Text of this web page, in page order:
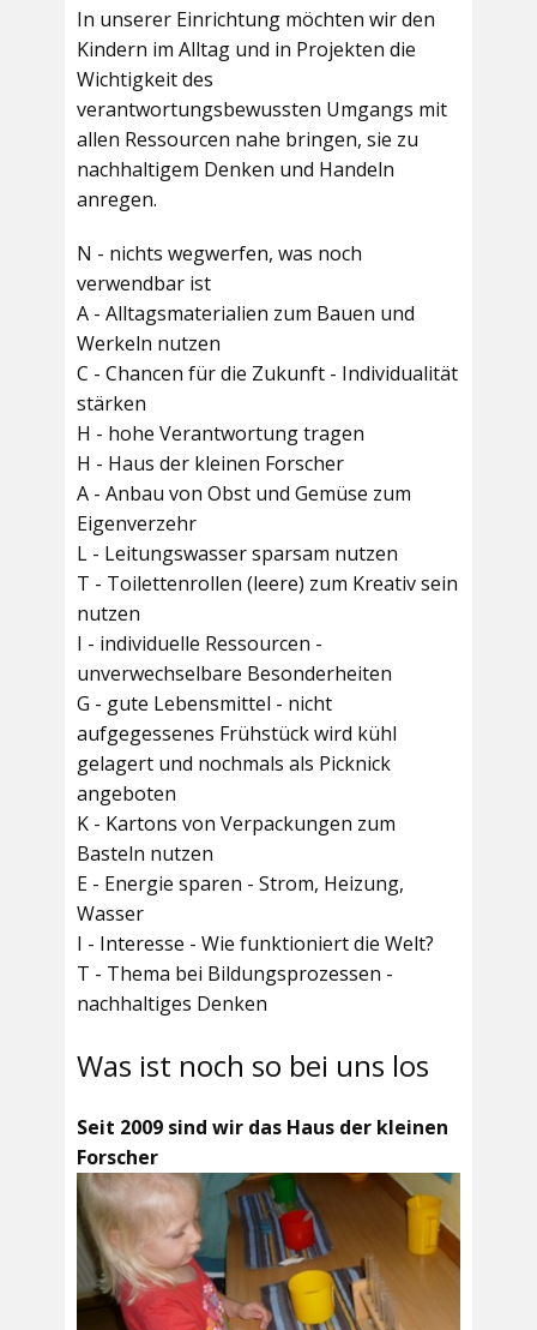
In unserer Einrichtung möchten wir den
Kindern im Alltag und in Projekten die
Wichtigkeit des
verantwortungsbewussten Umgangs mit
allen Ressourcen nahe bringen, sie zu
nachhaltigem Denken und Handeln
anregen.
N - nichts wegwerfen, was noch
verwendbar ist
A - Alltagsmaterialien zum Bauen und
Werkeln nutzen
C - Chancen für die Zukunft - Individualität
stärken
H - hohe Verantwortung tragen
H - Haus der kleinen Forscher
A - Anbau von Obst und Gemüse zum
Eigenverzehr
L - Leitungswasser sparsam nutzen
T - Toilettenrollen (leere) zum Kreativ sein
nutzen
I - individuelle Ressourcen -
unverwechselbare Besonderheiten
G - gute Lebensmittel - nicht
aufgegessenes Frühstück wird kühl
gelagert und nochmals als Picknick
angeboten
K - Kartons von Verpackungen zum
Basteln nutzen
E - Energie sparen - Strom, Heizung,
Wasser
I - Interesse - Wie funktioniert die Welt?
T - Thema bei Bildungsprozessen -
nachhaltiges Denken
Was ist noch so bei uns los
Seit 2009 sind wir das Haus der kleinen
Forscher